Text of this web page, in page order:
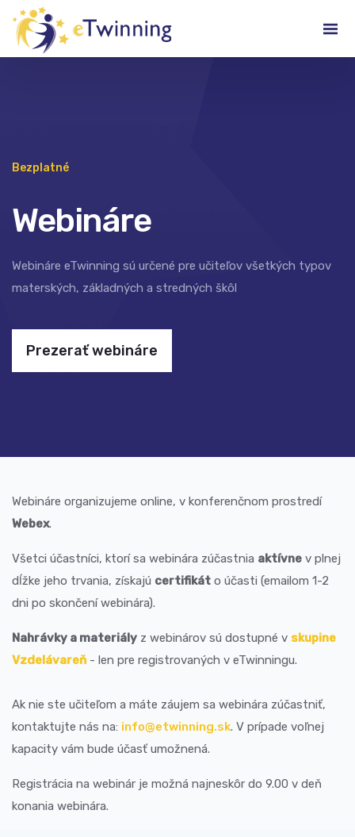
Bezplatné
Webináre
Webináre eTwinning sú určené pre učiteľov všetkých typov
materských, základných a stredných škôl
Prezerať webináre
Webináre organizujeme online, v konferenčnom prostredí
Webex.
Všetci účastníci, ktorí sa webinára zúčastnia aktívne v plnej
dĺžke jeho trvania, získajú certifikát o účasti (emailom 1-2
dni po skončení webinára).
Nahrávky a materiály z webinárov sú dostupné v skupine
Vzdelávareň - len pre registrovaných v eTwinningu.
Ak nie ste učiteľom a máte záujem sa webinára zúčastniť,
kontaktujte nás na: info@etwinning.sk. V prípade voľnej
kapacity vám bude účasť umožnená.
Registrácia na webinár je možná najneskôr do 9.00 v deň
konania webinára.